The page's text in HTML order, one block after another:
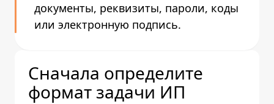
документы, реквизиты, пароли, коды
или электронную подпись.
Сначала определите
формат задачи ИП